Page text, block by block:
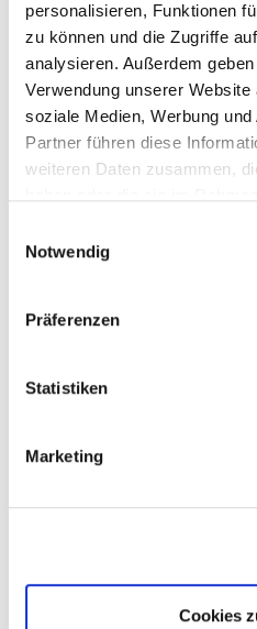
personalisieren, Funktionen
zu können und die Zugriffe
analysieren. Außerdem
Verwendung unserer
soziale Medien, Werbung
Partner führen diese
weiteren Daten zusammen,
Notwendig
Präferenzen
Statistiken
Marketing
Cookies
Leider wurden keine